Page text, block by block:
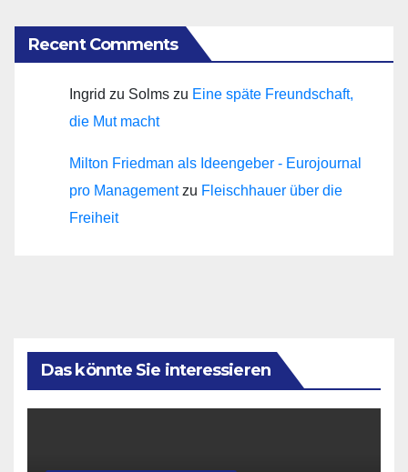
Recent Comments
Ingrid zu Solms zu Eine späte Freundschaft,
die Mut macht
Milton Friedman als Ideengeber - Eurojournal
pro Managementzu Fleischhauer über die
Freiheit
Das könnte Sie interessieren